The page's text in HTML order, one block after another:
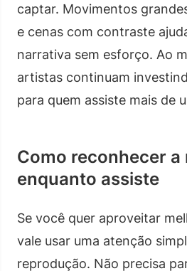
captar. Movimentos
e cenas com contraste
narrativa sem esforço. Ao
artistas continuam
para quem assiste mais de
Como reconhecer
enquanto assiste
Se você quer aproveitar
vale usar uma atenção
reprodução. Não precisa